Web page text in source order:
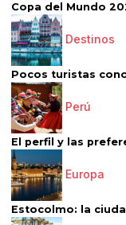
Copa del Mundo
Destinos
Pocos turistas
Perú
El perfil y las
Europa
Estocolmo: la